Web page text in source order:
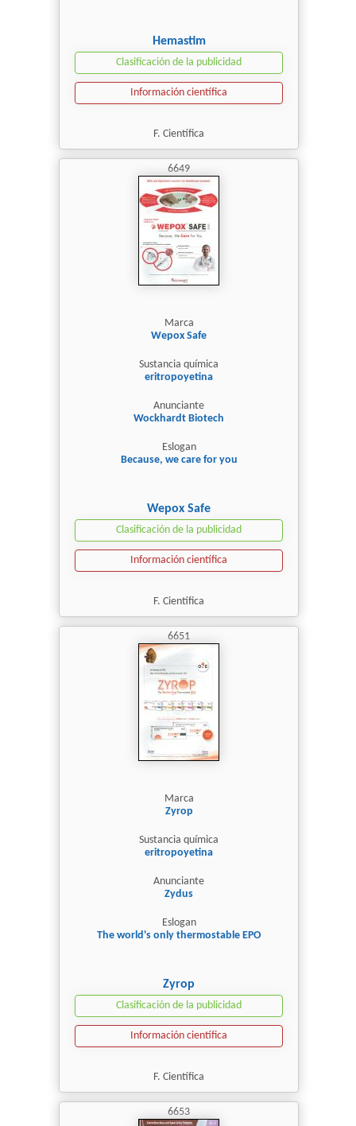
Hemastim
Clasificación de la publicidad
Información científica
F. Científica
6649
Marca
Wepox Safe
Sustancia química
eritropoyetina
Anunciante
Wockhardt Biotech
Eslogan
Because, we care for you
Wepox Safe
Clasificación de la publicidad
Información científica
F. Científica
6651
Marca
Zyrop
Sustancia química
eritropoyetina
Anunciante
Zydus
Eslogan
The world's only thermostable EPO
Zyrop
Clasificación de la publicidad
Información científica
F. Científica
6653